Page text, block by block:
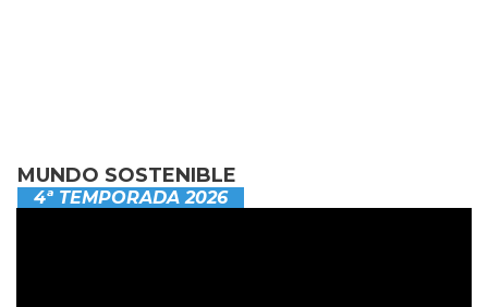
MUNDO SOSTENIBLE
4ª TEMPORADA 2026